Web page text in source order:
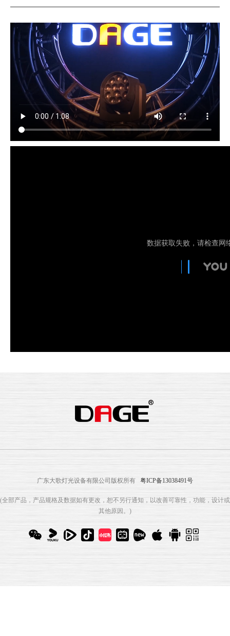
广东大歌灯光设备有限公司版权所有 粤ICP备13038491号
(全部产品，产品规格及数据如有更改，恕不另行通知，以改善可靠性，功能，设计或
其他原因。)